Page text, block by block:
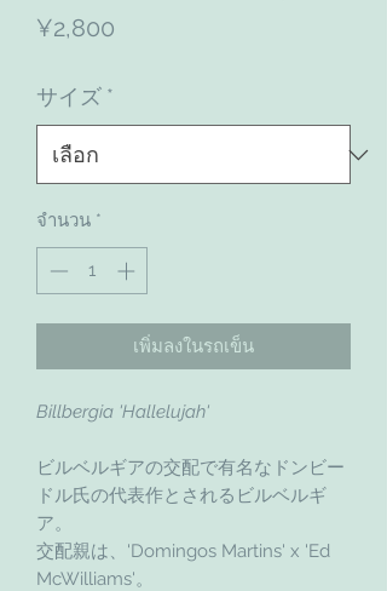
¥2,800
サイズ *
จำนวน *
เพิ่มลงในรถเข็น
Billbergia 'Hallelujah'
ビルベルギアの交配で有名なドンビー
ドル氏の代表作とされるビルベルギ
ア。
交配親は、'Domingos Martins' x 'Ed
McWilliams'。